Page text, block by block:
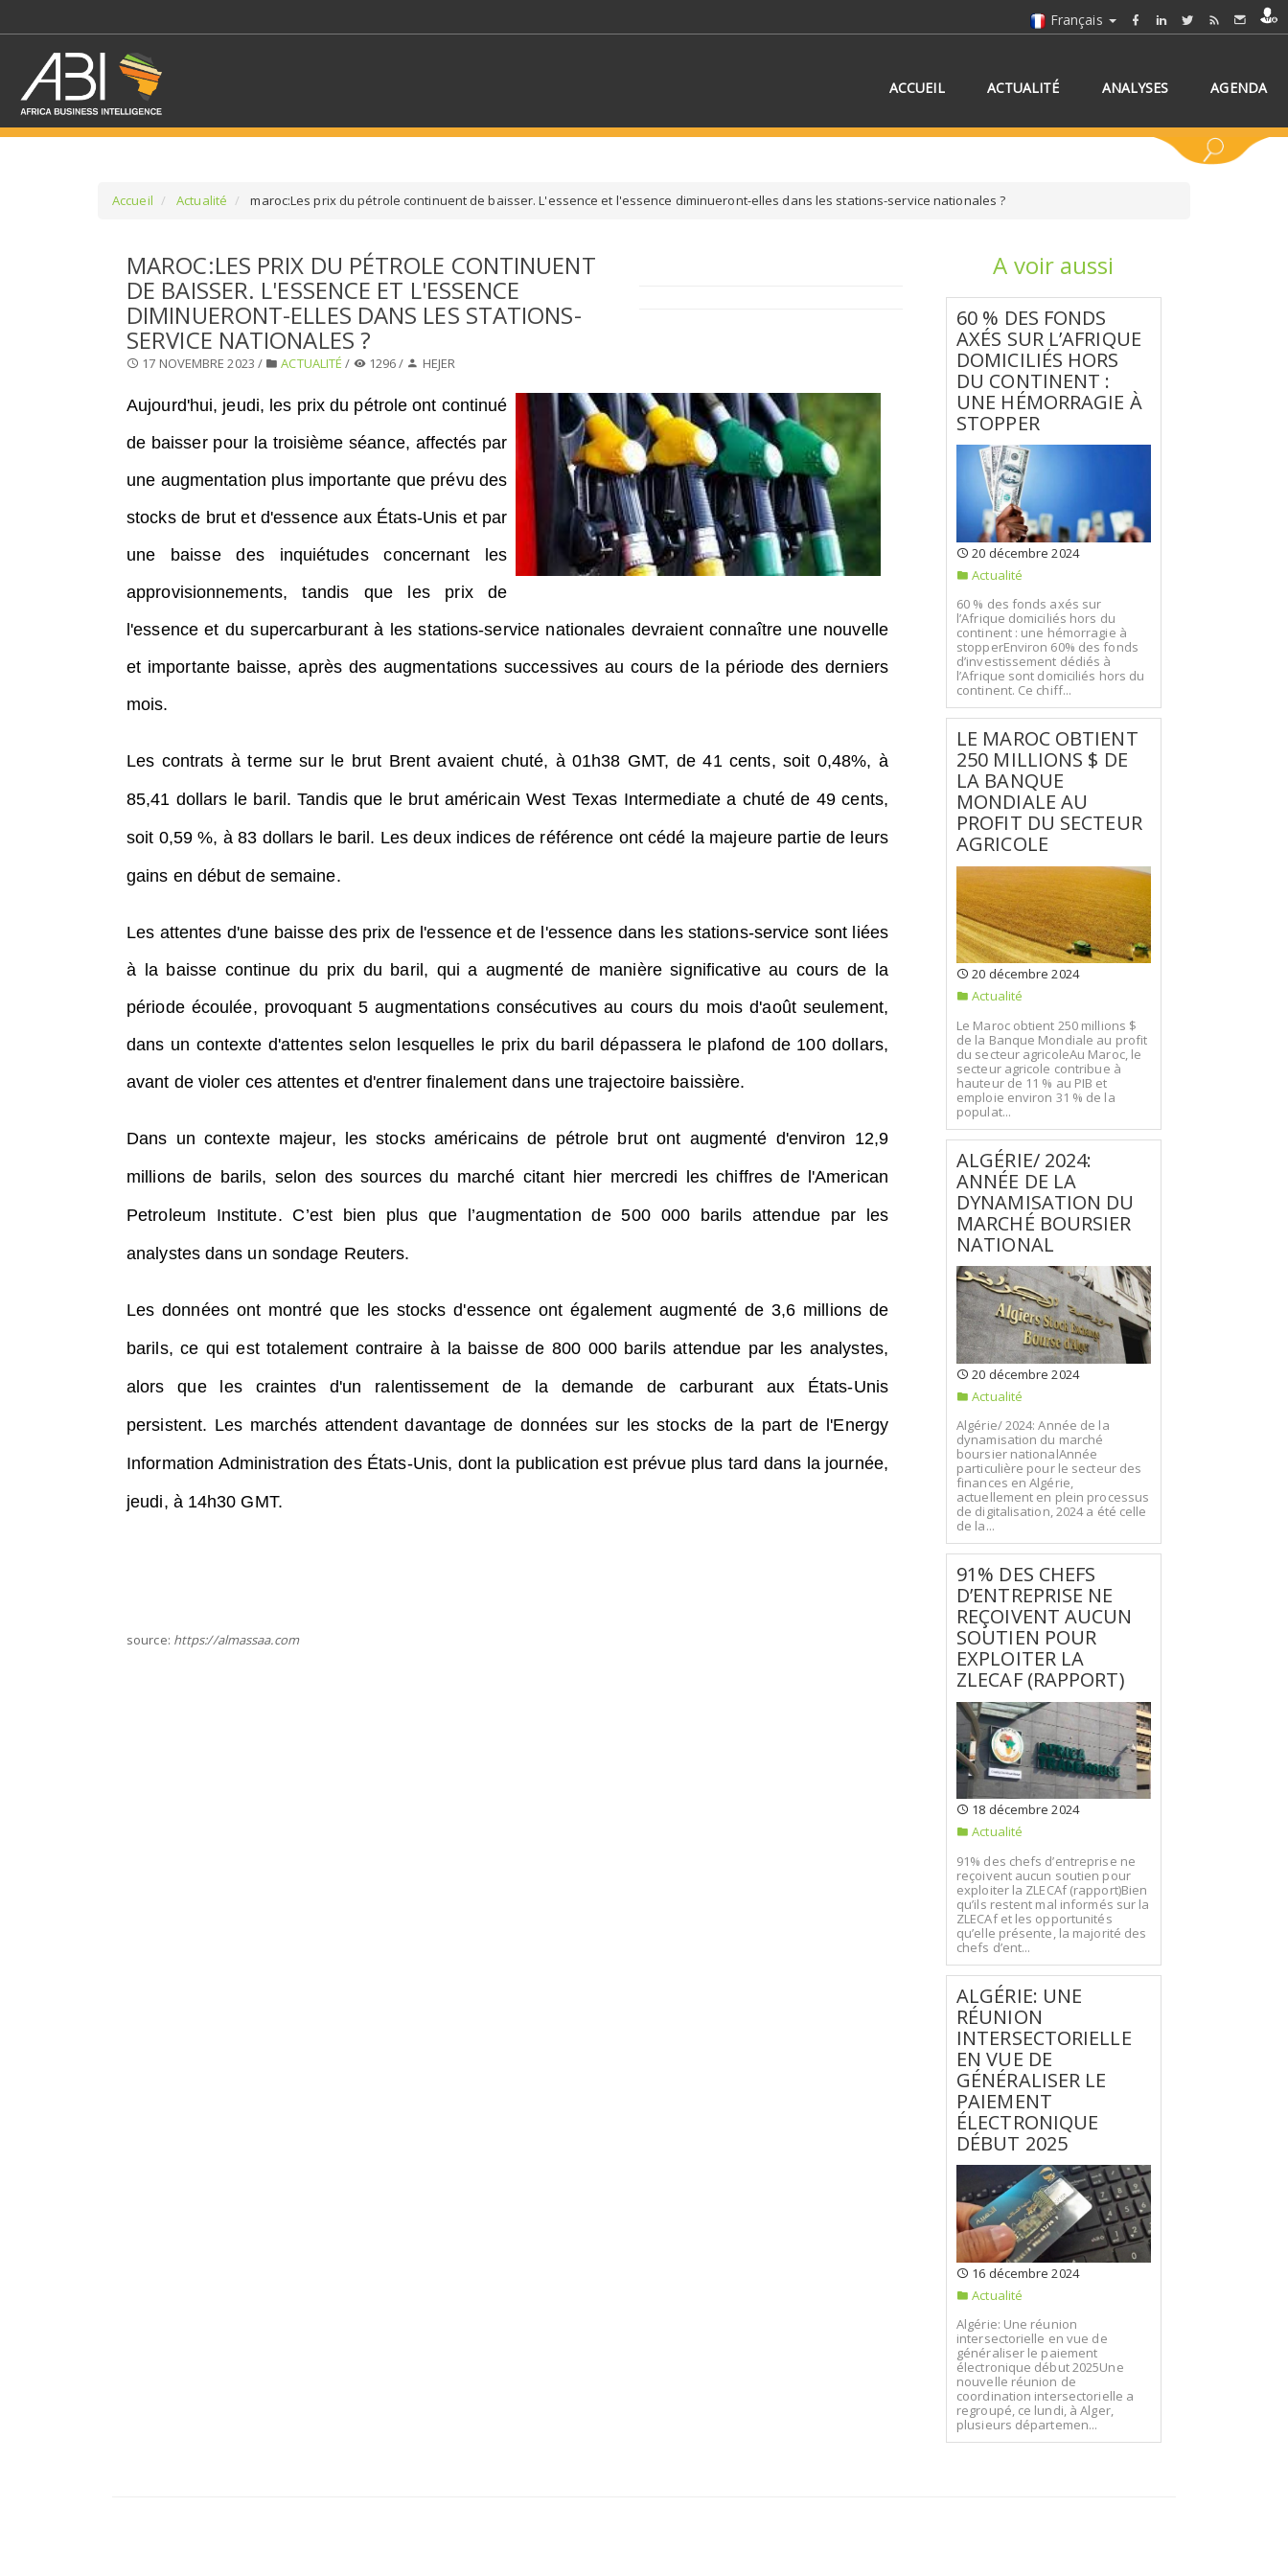
Français
ACCUEIL ACTUALITÉ ANALYSES AGENDA
SÉLECTIONNEZ UN/DES SECTEURS
SELECTIONNEZ UNE SECTION SÉLECTIONNEZ UN/DES PAYS
Accueil Actualité maroc:Les prix du pétrole continuent de baisser. L'essence et l'essence diminueront-elles dans les stations-service nationales ?
MAROC:LES PRIX DU PÉTROLE CONTINUENT
DE BAISSER. L'ESSENCE ET L'ESSENCE
DIMINUERONT-ELLES DANS LES STATIONS-
SERVICE NATIONALES ?
17 NOVEMBRE 2023 / ACTUALITÉ / 1296 / HEJER
Aujourd'hui, jeudi, les prix du pétrole ont continué
de baisser pour la troisième séance, affectés par
une augmentation plus importante que prévu des
stocks de brut et d'essence aux États-Unis et par
une baisse des inquiétudes concernant les
approvisionnements, tandis que les prix de
l'essence et du supercarburant à les stations-service nationales devraient connaître une nouvelle
et importante baisse, après des augmentations successives au cours de la période des derniers
mois.
Les contrats à terme sur le brut Brent avaient chuté, à 01h38 GMT, de 41 cents, soit 0,48%, à
85,41 dollars le baril.Tandis que le brut américain West Texas Intermediate a chuté de 49 cents,
soit 0,59 %, à 83 dollars le baril. Les deux indices de référence ont cédé la majeure partie de leurs
gains en début de semaine.
Les attentes d'une baisse des prix de l'essence et de l'essence dans les stations-service sont liées
à la baisse continue du prix du baril, qui a augmenté de manière significative au cours de la
période écoulée, provoquant 5 augmentations consécutives au cours du mois d'août seulement,
dans un contexte d'attentes selon lesquelles le prix du baril dépassera le plafond de 100 dollars,
avant de violer ces attentes et d'entrer finalement dans une trajectoire baissière.
Dans un contexte majeur, les stocks américains de pétrole brut ont augmenté d'environ 12,9
millions de barils, selon des sources du marché citant hier mercredi les chiffres de l'American
Petroleum Institute. C’est bien plus que l’augmentation de 500 000 barils attendue par les
analystes dans un sondage Reuters.
Les données ont montré que les stocks d'essence ont également augmenté de 3,6 millions de
barils, ce qui est totalement contraire à la baisse de 800 000 barils attendue par les analystes,
alors que les craintes d'un ralentissement de la demande de carburant aux États-Unis
persistent. Les marchés attendent davantage de données sur les stocks de la part de l'Energy
Information Administration des États-Unis, dont la publication est prévue plus tard dans la journée,
jeudi, à 14h30 GMT.
source: https://almassaa.com
A voir aussi
60 % DES FONDS
AXÉS SUR L’AFRIQUE
DOMICILIÉS HORS
DU CONTINENT :
UNE HÉMORRAGIE À
STOPPER
20 décembre 2024
Actualité
60 % des fonds axés sur
l’Afrique domiciliés hors du
continent : une hémorragie à
stopperEnviron 60% des fonds
d’investissement dédiés à
l’Afrique sont domiciliés hors du
continent. Ce chiff...
LE MAROC OBTIENT
250 MILLIONS $ DE
LA BANQUE
MONDIALE AU
PROFIT DU SECTEUR
AGRICOLE
20 décembre 2024
Actualité
Le Maroc obtient 250 millions $
de la Banque Mondiale au profit
du secteur agricoleAu Maroc, le
secteur agricole contribue à
hauteur de 11 % au PIB et
emploie environ 31 % de la
populat...
ALGÉRIE/ 2024:
ANNÉE DE LA
DYNAMISATION DU
MARCHÉ BOURSIER
NATIONAL
20 décembre 2024
Actualité
Algérie/ 2024: Année de la
dynamisation du marché
boursier nationalAnnée
particulière pour le secteur des
finances en Algérie,
actuellement en plein processus
de digitalisation, 2024 a été celle
de la...
91% DES CHEFS
D’ENTREPRISE NE
REÇOIVENT AUCUN
SOUTIEN POUR
EXPLOITER LA
ZLECAF (RAPPORT)
18 décembre 2024
Actualité
91% des chefs d’entreprise ne
reçoivent aucun soutien pour
exploiter la ZLECAf (rapport)Bien
qu’ils restent mal informés sur la
ZLECAf et les opportunités
qu’elle présente, la majorité des
chefs d’ent...
ALGÉRIE: UNE
RÉUNION
INTERSECTORIELLE
EN VUE DE
GÉNÉRALISER LE
PAIEMENT
ÉLECTRONIQUE
DÉBUT 2025
16 décembre 2024
Actualité
Algérie: Une réunion
intersectorielle en vue de
généraliser le paiement
électronique début 2025Une
nouvelle réunion de
coordination intersectorielle a
regroupé, ce lundi, à Alger,
plusieurs départemen...